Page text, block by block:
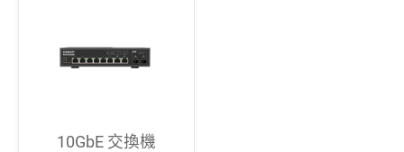
10GbE 交換機